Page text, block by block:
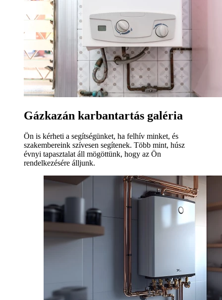
Gázkazán karbantartás galéria
Ön is kérheti a segítségünket, ha felhív minket, és
szakembereink szívesen segítenek. Több mint, húsz
évnyi tapasztalat áll mögöttünk, hogy az Ön
rendelkezésére álljunk.